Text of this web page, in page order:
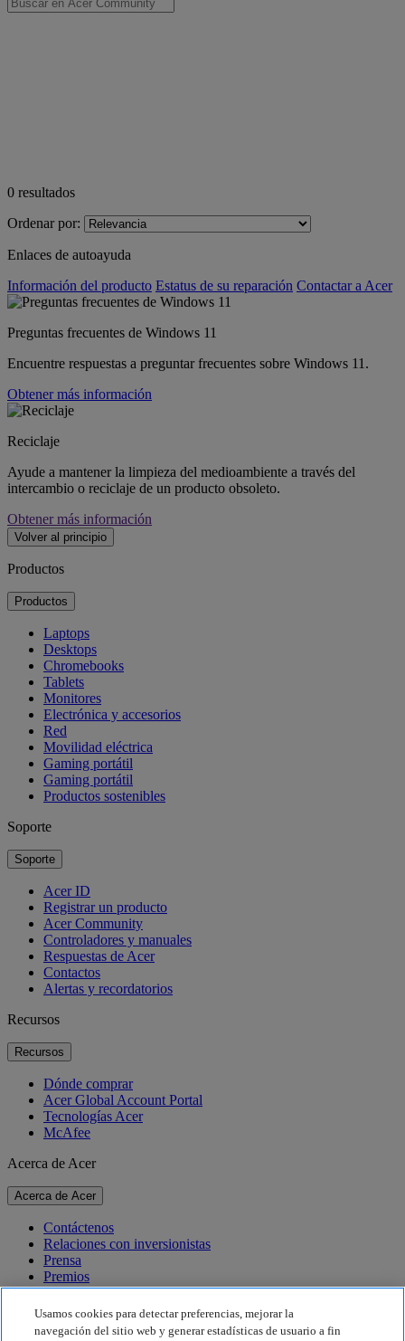
0 resultados
Ordenar por:
Enlaces de autoayuda
Información del producto Estatus de su reparación Contactar a Acer
Preguntas frecuentes de Windows 11
Encuentre respuestas a preguntar frecuentes sobre Windows 11.
Obtener más información
Reciclaje
Ayude a mantener la limpieza del medioambiente a través del
intercambio o reciclaje de un producto obsoleto.
Obtener más información
Volver al principio
Productos
Productos
Laptops
Desktops
Chromebooks
Tablets
Monitores
Electrónica y accesorios
Red
Movilidad eléctrica
Gaming portátil
Gaming portátil
Productos sostenibles
Soporte
Soporte
Acer ID
Registrar un producto
Acer Community
Controladores y manuales
Respuestas de Acer
Contactos
Alertas y recordatorios
Recursos
Recursos
Dónde comprar
Acer Global Account Portal
Tecnologías Acer
McAfee
Acerca de Acer
Acerca de Acer
Contáctenos
Relaciones con inversionistas
Prensa
Premios
Eventos
Sostenibilidad
Usamos cookies para detectar preferencias, mejorar la
navegación del sitio web y generar estadísticas de usuario a fin